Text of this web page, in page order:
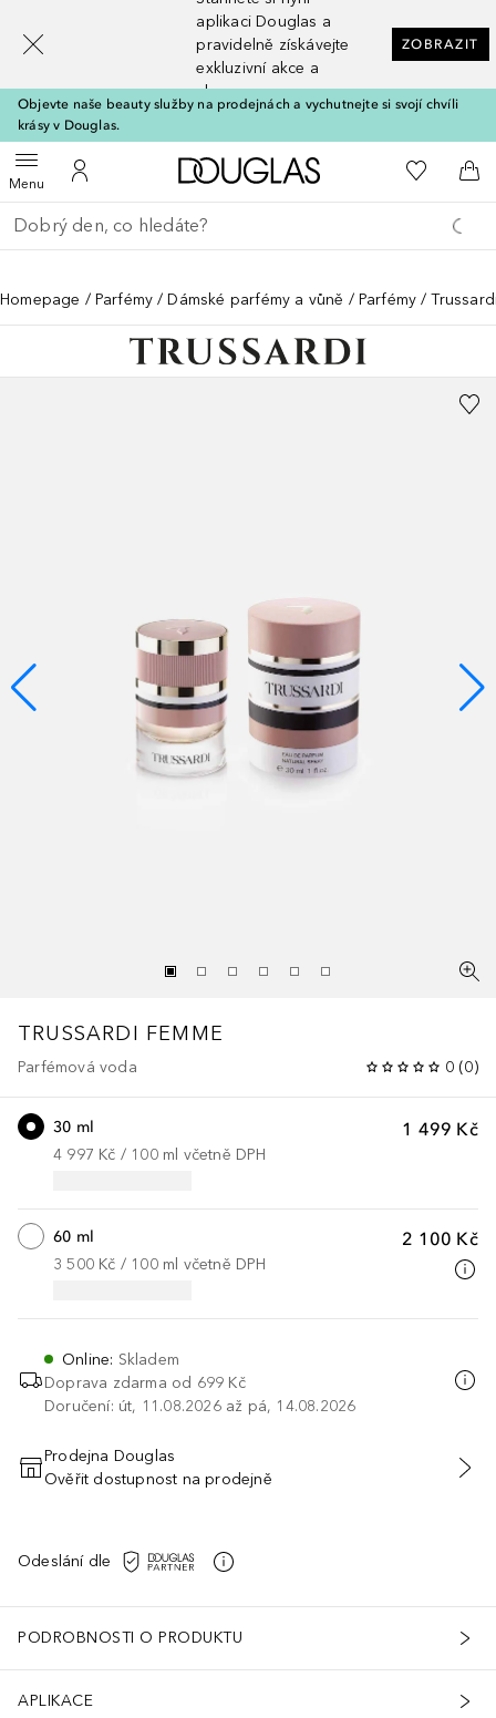
aplikaci Douglas a
pravidelně získávejte
exkluzivní akce a
slevy
ZOBRAZIT
Objevte naše beauty služby na prodejnách a vychutnejte si svojí chvíli
krásy v Douglas.
MenuOtevřít menuK mému účtu
Domů K mému
Do
Vraťte se
Proveďte vyhledávání
Homepage Parfémy Dámské parfémy a vůně Parfémy
TRUSSARDI FEMME
Parfémová voda 0 (0)
1 499 Kč
30 ml
4 997 Kč / 100 ml včetně DPH
2 100 Kč
60 ml
3 500 Kč / 100 ml včetně DPH
Online: Skladem
Doprava zdarma od 699 Kč
Doručení: út, 11.08.2026 až pá, 14.08.2026
PŘIDAT DO KOŠÍKU
Prodejna Douglas
Ověřit dostupnost na prodejně
Odeslání dle
PODROBNOSTI O PRODUKTU
APLIKACE
[navigation.slideout.screenreader]